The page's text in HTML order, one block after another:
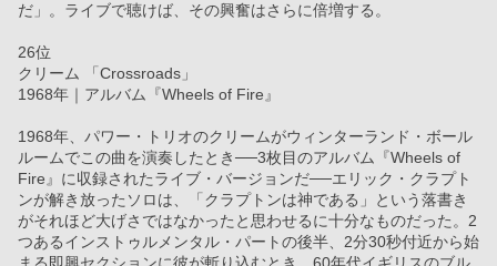
だ」。ライブで聴けば、その興奮はさらに倍増する。
26位
クリーム 「Crossroads」
1968年｜アルバム『Wheels of Fire』
1968年、パワー・トリオのクリームがウィンターランド・ボール
ルームでこの曲を演奏したとき──3枚目のアルバム『Wheels of
Fire』に収録されたライブ・バージョンだ──エリック・クラプト
ンが解き放ったソロは、「クラプトンは神である」という落書き
がそれほど大げさではなかったと思わせるに十分なものだった。2
つあるインストゥルメンタル・パートの後半、2分30秒付近から始